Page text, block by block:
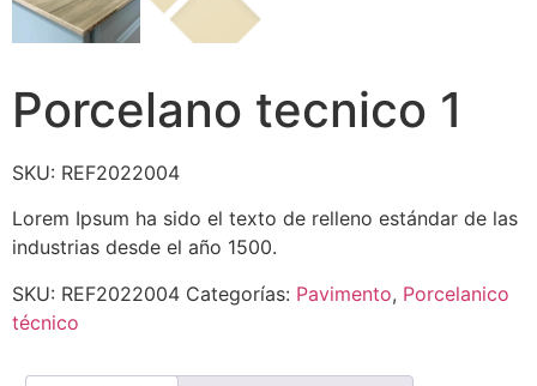
Porcelano tecnico 1
SKU: REF2022004
Lorem Ipsum ha sido el texto de relleno estándar de las
industrias desde el año 1500.
SKU: REF2022004 Categorías: Pavimento, Porcelanico
técnico